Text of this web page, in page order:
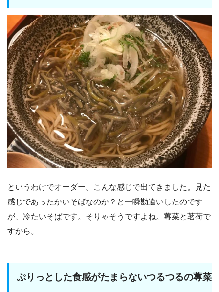
というわけでオーダー。こんな感じで出てきました。見た
感じであったかいそばなのか？と一瞬勘違いしたのです
が、冷たいそばです。そりゃそうですよね。蓴菜と茗荷で
すから。
ぷりっとした食感がたまらないつるつるの蓴菜